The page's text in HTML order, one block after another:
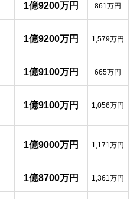
1億9200万円 861万円
1億9200万円 1,579万円
1億9100万円 665万円
1億9100万円 1,056万円
1億9000万円 1,171万円
1億8700万円 1,361万円